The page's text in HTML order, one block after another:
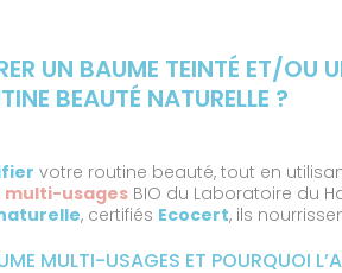
UN BAUME TEINTÉ ET/OU
BEAUTÉ NATURELLE ?
votre routine beauté, tout en
multi-usages BIO du Laboratoire du
, certifiés Ecocert, ils
MULTI-USAGES ET POURQUOI